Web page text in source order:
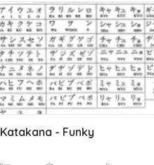
Katakana - Funky